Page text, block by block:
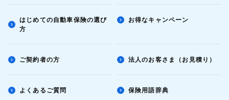
はじめての自動車保険の選び
方
お得なキャンペーン
ご契約者の方 法人のお客さま（お見積り）
よくあるご質問 保険用語辞典